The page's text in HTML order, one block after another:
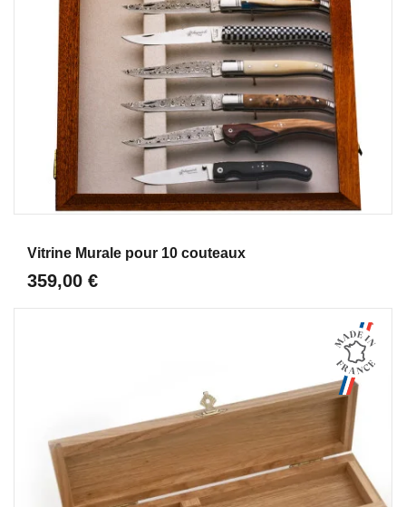
Vitrine Murale pour 10 couteaux
359,00 €